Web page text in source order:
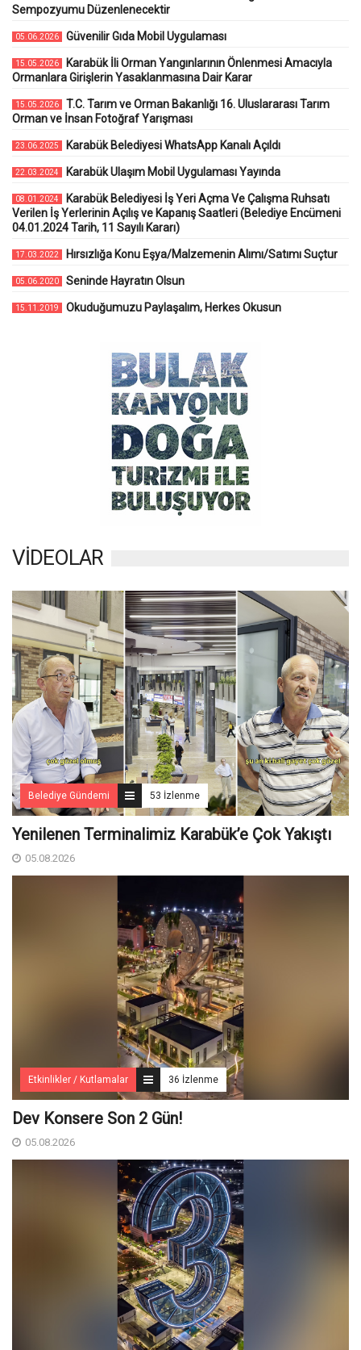
Sempozyumu Düzenlenecektir
05.06.2026 Güvenilir Gıda Mobil Uygulaması
15.05.2026
Karabük İli Orman Yangınlarının Önlenmesi Amacıyla
Ormanlara Girişlerin Yasaklanmasına Dair Karar
15.05.2026
T.C. Tarım ve Orman Bakanlığı 16. Uluslararası Tarım
Orman ve İnsan Fotoğraf Yarışması
23.06.2025 Karabük Belediyesi WhatsApp Kanalı Açıldı
22.03.2024 Karabük Ulaşım Mobil Uygulaması Yayında
08.01.2024
Karabük Belediyesi İş Yeri Açma Ve Çalışma Ruhsatı
Verilen İş Yerlerinin Açılış ve Kapanış Saatleri (Belediye Encümeni
04.01.2024 Tarih, 11 Sayılı Kararı)
17.03.2022 Hırsızlığa Konu Eşya/Malzemenin Alımı/Satımı Suçtur
05.06.2020 Seninde Hayratın Olsun
15.11.2019 Okuduğumuzu Paylaşalım, Herkes Okusun
VİDEOLAR
Belediye Gündemi 53 İzlenme
Yenilenen Terminalimiz Karabük’e Çok Yakıştı
05.08.2026
Etkinlikler / Kutlamalar 36 İzlenme
Dev Konsere Son 2️ Gün!
05.08.2026